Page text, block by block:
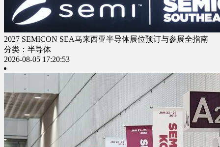
2027 SEMICON SEA马来西亚半导体展位预订与参展全指南
分类：半导体
2026-08-05 17:20:53